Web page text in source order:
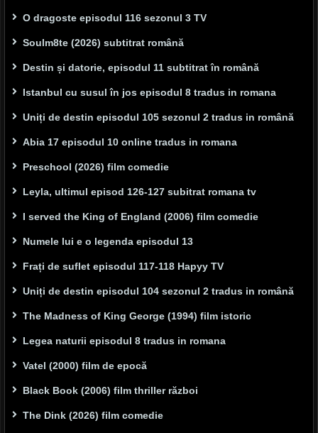
O dragoste episodul 116 sezonul 3 TV
Soulm8te (2026) subtitrat română
Destin și datorie, episodul 11 subtitrat în română
Istanbul cu susul în jos episodul 8 tradus in romana
Uniți de destin episodul 105 sezonul 2 tradus in română
Abia 17 episodul 10 online tradus in romana
Preschool (2026) film comedie
Leyla, ultimul episod 126-127 subitrat romana tv
I served the King of England (2006) film comedie
Numele lui e o legenda episodul 13
Frați de suflet episodul 117-118 Hapyy TV
Uniți de destin episodul 104 sezonul 2 tradus in română
The Madness of King George (1994) film istoric
Legea naturii episodul 8 tradus in romana
Vatel (2000) film de epocă
Black Book (2006) film thriller război
The Dink (2026) film comedie